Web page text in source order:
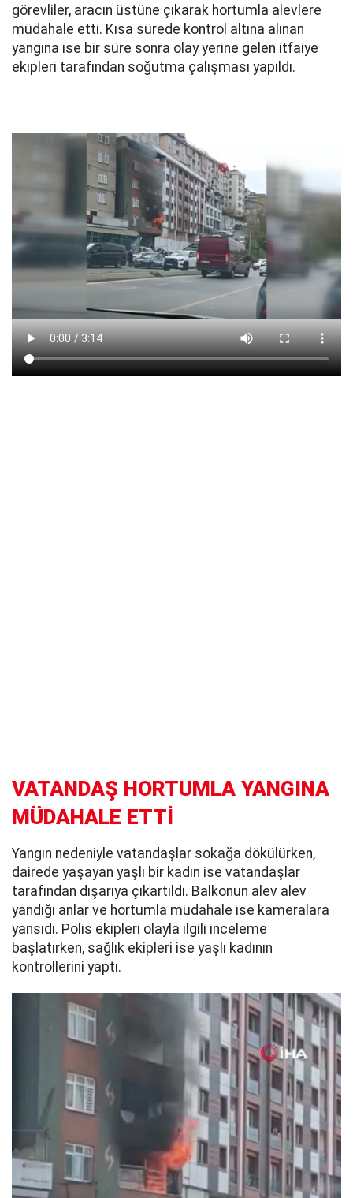
görevliler, aracın üstüne çıkarak hortumla alevlere
müdahale etti. Kısa sürede kontrol altına alınan
yangına ise bir süre sonra olay yerine gelen itfaiye
ekipleri tarafından soğutma çalışması yapıldı.
VATANDAŞ HORTUMLA YANGINA
MÜDAHALE ETTİ
Yangın nedeniyle vatandaşlar sokağa dökülürken,
dairede yaşayan yaşlı bir kadın ise vatandaşlar
tarafından dışarıya çıkartıldı. Balkonun alev alev
yandığı anlar ve hortumla müdahale ise kameralara
yansıdı. Polis ekipleri olayla ilgili inceleme
başlatırken, sağlık ekipleri ise yaşlı kadının
kontrollerini yaptı.